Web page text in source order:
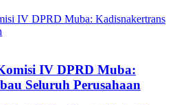
IV DPRD Muba:
Seluruh Perusahaan